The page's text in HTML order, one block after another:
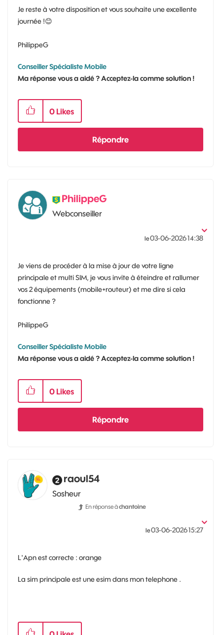
Je reste à votre disposition et vous souhaite une excellente
journée !😊
PhilippeG
Conseiller Spécialiste Mobile
Ma réponse vous a aidé ? Acceptez-la comme solution !
0 Likes
Répondre
PhilippeG
Webconseiller
le‎03-06-202614:38
Je viens de procéder à la mise à jour de votre ligne
principale et multi SIM, je vous invite à éteindre et rallumer
vos 2 équipements (mobile+routeur) et me dire si cela
fonctionne ?
PhilippeG
Conseiller Spécialiste Mobile
Ma réponse vous a aidé ? Acceptez-la comme solution !
0 Likes
Répondre
raoul54
Sosheur
En réponse àchantoine
le‎03-06-202615:27
L'Apn est correcte : orange
La sim principale est une esim dans mon telephone .